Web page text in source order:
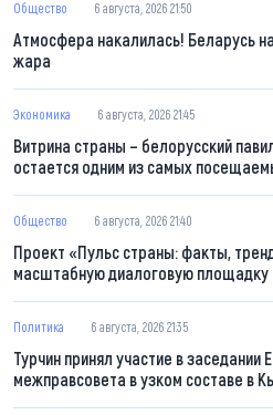
Общество 6 августа, 2026 21:50
Атмосфера накалилась! Беларусь
жара
Экономика 6 августа, 2026 21:45
Витрина страны – белорусский
остается одним из самых
Общество 6 августа, 2026 21:40
Проект «Пульс страны: факты,
масштабную диалоговую площадку
Политика 6 августа, 2026 21:35
Турчин принял участие в заседании
межправсовета в узком составе в